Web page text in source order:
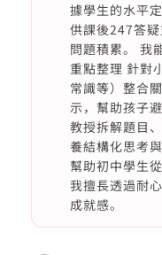
據學生的水平
供課後247答
問題積累。 我
重點整理 針對
常識等）整合
示，幫助孩子
教授拆解題目
養結構化思考
幫助初中學生
我擅長透過耐
成就感。